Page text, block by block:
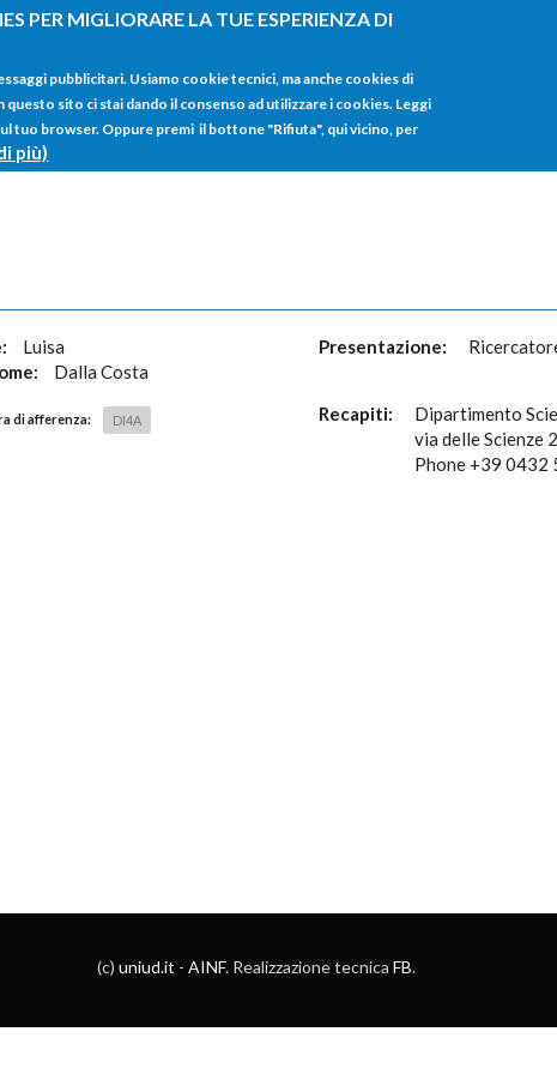
PER MIGLIORARE LA TUE ESPERIENZA DI
pubblicitari. Usiamo cookie tecnici, ma anche cookies di
sito ci stai dando il consenso ad utilizzare i cookies. Leggi
tuo browser. Oppure premi il bottone "Rifiuta", qui vicino, per
più)
HOME
Luisa
Dalla Costa
di afferenza: DI4A
Presentazione:
Recapiti:
Dipartimento
via delle Scienze
Phone +39
(c) uniud.it - AINF. Realizzazione tecnica FB.